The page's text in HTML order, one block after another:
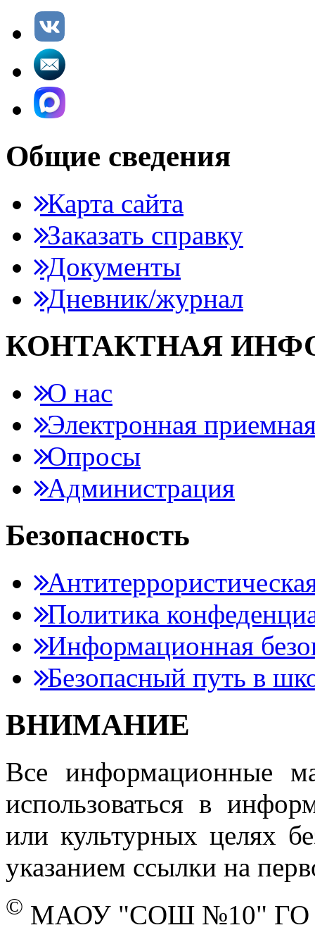
Общие сведения
Карта сайта
Заказать справку
Документы
Дневник/журнал
КОНТАКТНАЯ
О нас
Электронная
Опросы
Администрация
Безопасность
Политика
Информационная
Безопасный путь в
ВНИМАНИЕ
Все информационные
использоваться в
или культурных целях
указанием ссылки на
© МАОУ "СОШ №10" ГО